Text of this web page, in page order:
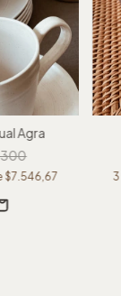
Agra
$7.546,67 3